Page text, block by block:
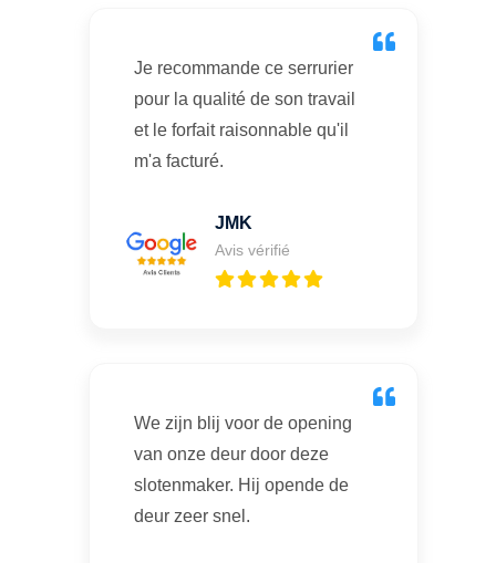
Je recommande ce serrurier
pour la qualité de son travail
et le forfait raisonnable qu'il
m'a facturé.
JMK
Avis vérifié
We zijn blij voor de opening
van onze deur door deze
slotenmaker. Hij opende de
deur zeer snel.